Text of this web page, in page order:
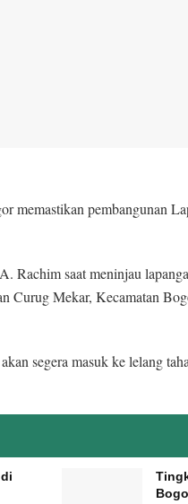
memastikan pembangunan
Rachim saat meninjau
Curug Mekar, Kecamatan
segera masuk ke lelang